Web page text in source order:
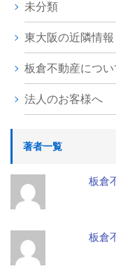
未分類
東大阪の近隣情報
板倉不動産につい
法人のお客様へ
著者一覧
板倉
板倉